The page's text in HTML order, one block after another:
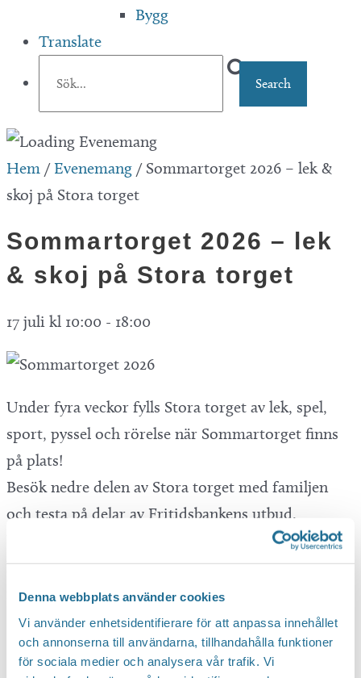
Denna webbplats använder cookies
Vi använder enhetsidentifierare för att anpassa innehållet
och annonserna till användarna, tillhandahålla funktioner
för sociala medier och analysera vår trafik. Vi
Bygg
Translate
Hem /Evenemang / Sommartorget 2026 – lek &
skoj på Stora torget
Sommartorget 2026 – lek
& skoj på Stora torget
17 juli kl 10:00 - 18:00
Under fyra veckor fylls Stora torget av lek, spel,
sport, pyssel och rörelse när Sommartorget finns
på plats!
Besök nedre delen av Stora torget med familjen
och testa på delar av Fritidsbankens utbud.
Utmana varandra i en pingismatch, se vem som
har snabbast reaktionsförmåga i Duellen, låt de
minsta hoppa käpphäst, tävla i en fotbollsmatch
och mycket, mycket annat kul!
Öppettider